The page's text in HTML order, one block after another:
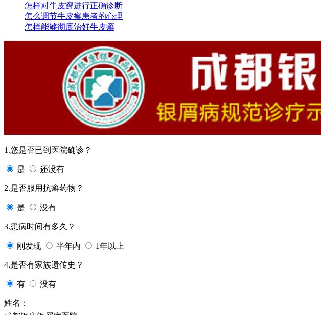
怎样对牛皮癣进行正确诊断
怎么调节牛皮癣患者的心理
怎样能够彻底治好牛皮癣
1.您是否已到医院确诊？
是 还没有
2.是否服用抗癣药物？
是 没有
3.患病时间有多久？
刚发现 半年内 1年以上
4.是否有家族遗传史？
有 没有
姓名：